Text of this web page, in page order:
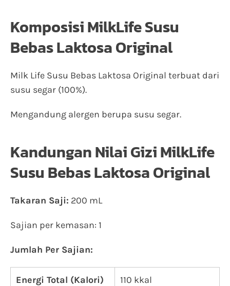
Komposisi MilkLife Susu
Bebas Laktosa Original
Milk Life Susu Bebas Laktosa Original terbuat dari
susu segar (100%).
Mengandung alergen berupa susu segar.
Kandungan Nilai Gizi MilkLife
Susu Bebas Laktosa Original
Takaran Saji: 200 mL
Sajian per kemasan: 1
Jumlah Per Sajian:
Energi Total (Kalori) 110 kkal